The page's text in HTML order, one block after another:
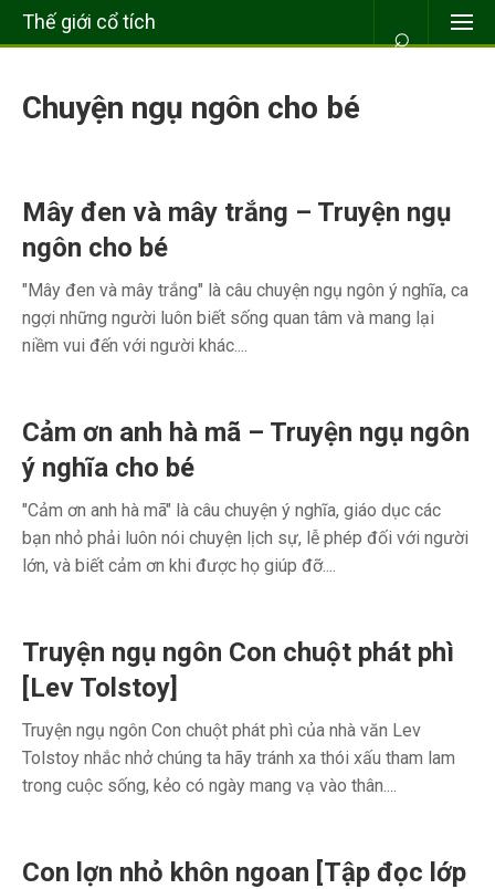
Thế giới cổ tích ⌕
Chuyện ngụ ngôn cho bé
Mây đen và mây trắng – Truyện ngụ
ngôn cho bé
"Mây đen và mây trắng" là câu chuyện ngụ ngôn ý nghĩa, ca
ngợi những người luôn biết sống quan tâm và mang lại
niềm vui đến với người khác....
Cảm ơn anh hà mã – Truyện ngụ ngôn
ý nghĩa cho bé
"Cảm ơn anh hà mã" là câu chuyện ý nghĩa, giáo dục các
bạn nhỏ phải luôn nói chuyện lịch sự, lễ phép đối với người
lớn, và biết cảm ơn khi được họ giúp đỡ....
Truyện ngụ ngôn Con chuột phát phì
[Lev Tolstoy]
Truyện ngụ ngôn Con chuột phát phì của nhà văn Lev
Tolstoy nhắc nhở chúng ta hãy tránh xa thói xấu tham lam
trong cuộc sống, kẻo có ngày mang vạ vào thân....
Con lợn nhỏ khôn ngoan [Tập đọc lớp